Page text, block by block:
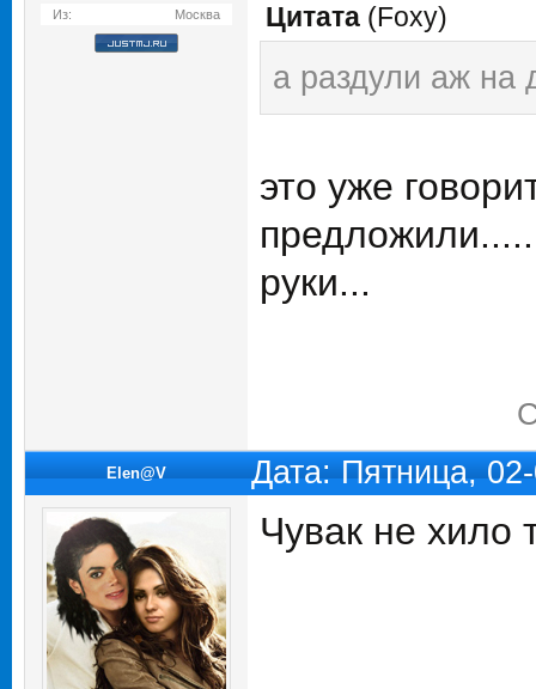
Из:
Москва Цитата (Foxy)
а раздули аж на
это уже
руки...
Elen@V Дата: Пятница,
Чувак не хило